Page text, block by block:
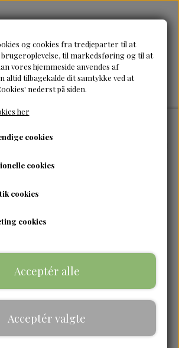
Taliah Waajid
og cookies fra tredjeparter til at
til markedsføring og til at
vores hjemmeside anvendes af
altid tilbagekalde dit samtykke ved at
nederst på siden.
her
cookies
cookies
cookies
cookies
Acceptér alle
Acceptér valgte